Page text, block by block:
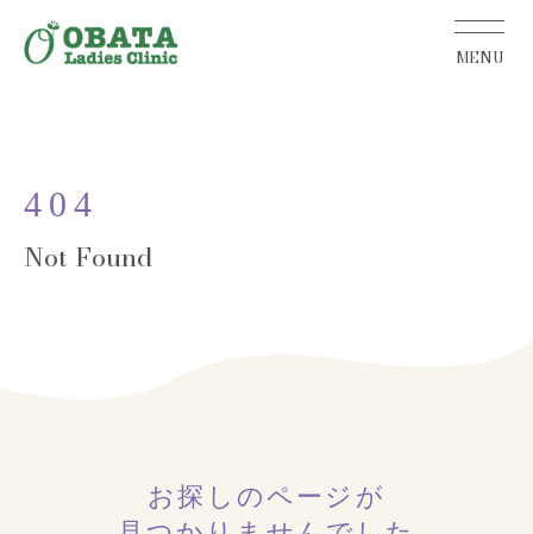
404
お探しのページが